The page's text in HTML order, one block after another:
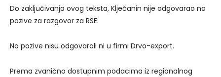
Do zaključivanja ovog teksta, Klječanin nije odgovarao na
pozive za razgovor za RSE.
Na pozive nisu odgovarali ni u firmi Drvo-export.
Prema zvanično dostupnim podacima iz regionalnog